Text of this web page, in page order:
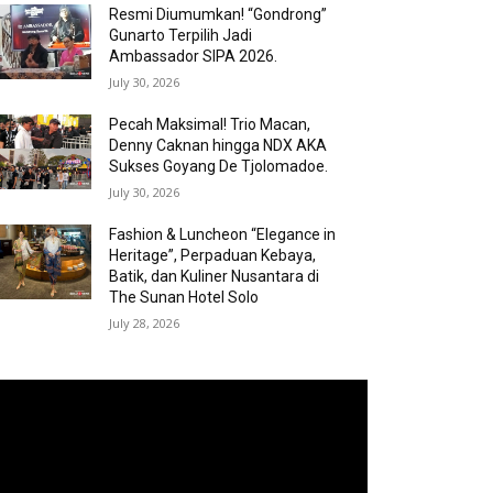
Resmi Diumumkan! “Gondrong”
Gunarto Terpilih Jadi
Ambassador SIPA 2026.
July 30, 2026
Pecah Maksimal! Trio Macan,
Denny Caknan hingga NDX AKA
Sukses Goyang De Tjolomadoe.
July 30, 2026
Fashion & Luncheon “Elegance in
Heritage”, Perpaduan Kebaya,
Batik, dan Kuliner Nusantara di
The Sunan Hotel Solo
July 28, 2026